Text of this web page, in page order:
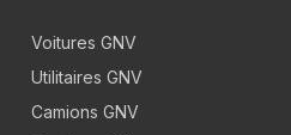
Voitures GNV
Utilitaires GNV
Camions GNV